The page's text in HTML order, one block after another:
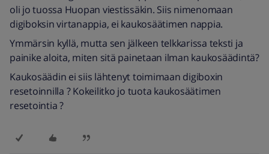
oli jo tuossa Huopan viestissäkin. Siis nimenomaan
digiboksin virtanappia, ei kaukosäätimen nappia.
Ymmärsin kyllä, mutta sen jälkeen telkkarissa teksti ja
painike aloita, miten sitä painetaan ilman kaukosäädintä?
Kaukosäädin ei siis lähtenyt toimimaan digiboxin
resetoinnilla ? Kokeilitko jo tuota kaukosäätimen
resetointia ?